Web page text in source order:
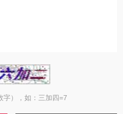
字），如：三加四=7